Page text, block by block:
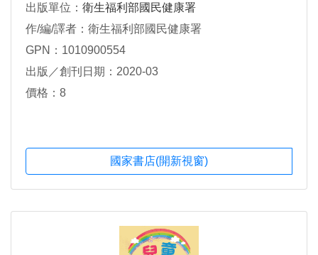
出版單位： 衛生福利部國民健康署
作/編/譯者：衛生福利部國民健康署
GPN：1010900554
出版／創刊日期：2020-03
價格：8
國家書店(開新視窗)